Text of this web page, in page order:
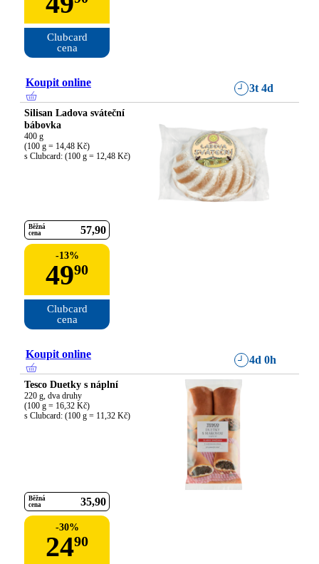
Clubcard
cena
Koupit online 3t 4d
Silisan Ladova sváteční
bábovka
400 g
(100 g = 14,48 Kč)
s Clubcard: (100 g = 12,48 Kč)
Běžná
cena
57 90
-13%
4990
Clubcard
cena
Koupit online 4d 0h
Tesco Duetky s náplní
220 g, dva druhy
(100 g = 16,32 Kč)
s Clubcard: (100 g = 11,32 Kč)
Běžná
cena
35 90
-30%
2490